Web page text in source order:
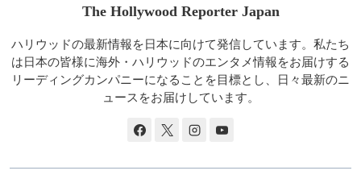
The Hollywood Reporter Japan
ハリウッドの最新情報を日本に向けて発信しています。私たち
は日本の皆様に海外・ハリウッドのエンタメ情報をお届けする
リーディングカンパニーになることを目標とし、日々最新のニ
ュースをお届けしています。